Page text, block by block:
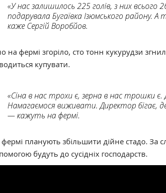
«У нас залишилось 225 голів, з них всього
подарувала Бугаївка Ізюмського району. А
каже Сергій Воробйов.
на фермі згоріло, сто тонн кукурудзи
купувати.
«Сіна в нас трохи є, зерна в нас трошки
Намагаємося виживати. Директор бігає,
— кажуть на фермі.
планують збільшити дійне стадо. За
будуть до сусідніх господарств.